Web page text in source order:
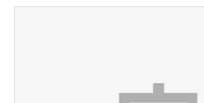
お気に入り機能の活用方法